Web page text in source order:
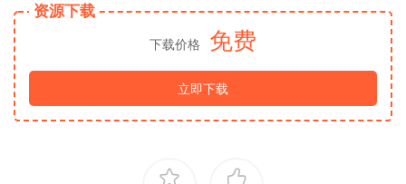
资源下载
下载价格 免费
立即下载